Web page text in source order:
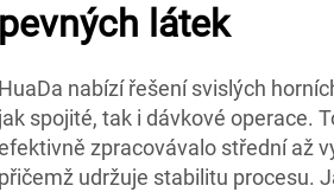
pevných látek
HuaDa nabízí řešení svislých
jak spojité, tak i dávkové operace.
zpracovávalo střední až
přičemž udržuje stabilitu procesu.